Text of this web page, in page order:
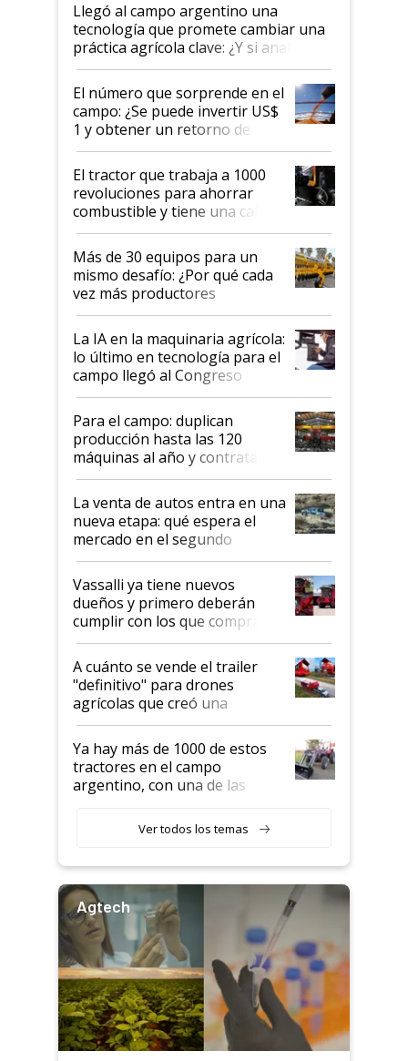
Llegó al campo argentino una
tecnología que promete cambiar una
práctica agrícola clave: ¿Y si analizar
el suelo fuera tan simple como
apretar un botón?
El número que sorprende en el
campo: ¿Se puede invertir US$
1 y obtener un retorno de
hasta US$ 10 en agricultura?
El tractor que trabaja a 1000
revoluciones para ahorrar
combustible y tiene una cabina
que parece una computadora:
lo último en el mundo,
disponible en Argentina
Más de 30 equipos para un
mismo desafío: ¿Por qué cada
vez más productores
incorporan fertilizante bajo
tierra?
La IA en la maquinaria agrícola:
lo último en tecnología para el
campo llegó al Congreso
Aapresid 2026
Para el campo: duplican
producción hasta las 120
máquinas al año y contratan
especialistas de la industria
automotriz para lograrlo
La venta de autos entra en una
nueva etapa: qué espera el
mercado en el segundo
semestre
Vassalli ya tiene nuevos
dueños y primero deberán
cumplir con los que compraron
cosechadoras y todavía no las
recibieron: quién está detrás
del rescate de la empresa
A cuánto se vende el trailer
"definitivo" para drones
agrícolas que creó una
empresa argentina: "Veíamos a
contratistas invirtiendo miles
de dólares en drones de última
generación que luego eran
transportados de forma
Ya hay más de 1000 de estos
tractores en el campo
argentino, con una de las
integradas del mundo
Ver todos los temas
Agtech